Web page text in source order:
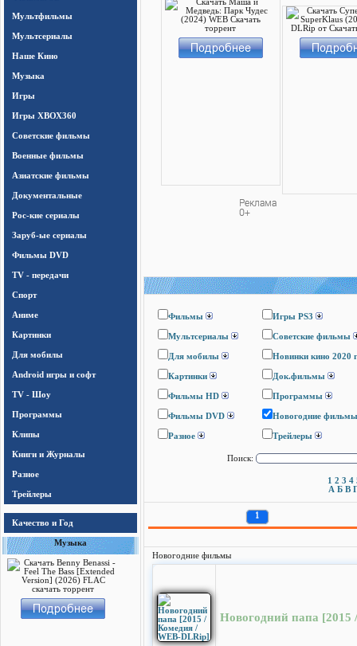
Мультфильмы
Мультсериалы
Наше Кино
Музыка
Игры
Игры ХВОХ360
Cоветские фильмы
Военные фильмы
Азиатские фильмы
Документальные
Рос-кие сериалы
Заруб-ые сериалы
Фильмы DVD
TV - передачи
Спорт
Аниме
Картинки
Для мобилы
Android игры и софт
TV - Шоу
Программы
Клипы
Книги и Журналы
Разное
Трейлеры
Качество и Год
Музыка
Фильмы Игры PS3
Мультсериалы Cоветские фильмы
Для мобилы Новинки кино 2020
Картинки Док.фильмы
Фильмы HD Программы
Фильмы DVD Новогодние фильмы
Разное Трейлеры
Поиск:
1 2 3 4
А Б В
1
Новогодние фильмы
Новогодний папа